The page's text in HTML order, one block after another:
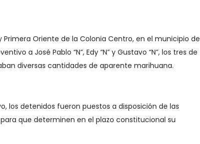
Primera Oriente de la Colonia Centro, en el municipio de
a José Pablo “N”, Edy “N” y Gustavo “N”, los tres de
diversas cantidades de aparente marihuana.
los detenidos fueron puestos a disposición de las
que determinen en el plazo constitucional su